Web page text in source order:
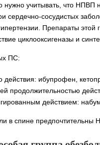
нужно учитывать, что НПВП
сердечно-сосудистых
Препараты
циклооксигеназы и
ПС:
действия: ибупрофен,
продолжительностью
действием:
в спине предпочтительны